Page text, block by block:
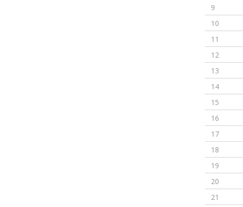
9
10
11
12
13
14
15
16
17
18
19
20
21